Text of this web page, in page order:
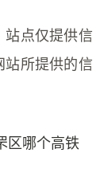
站点仅提供信
站所提供的信
区哪个高铁